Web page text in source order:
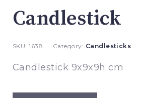
Candlestick
SKU:1638 Category: Candlesticks
Candlestick 9x9x9h cm